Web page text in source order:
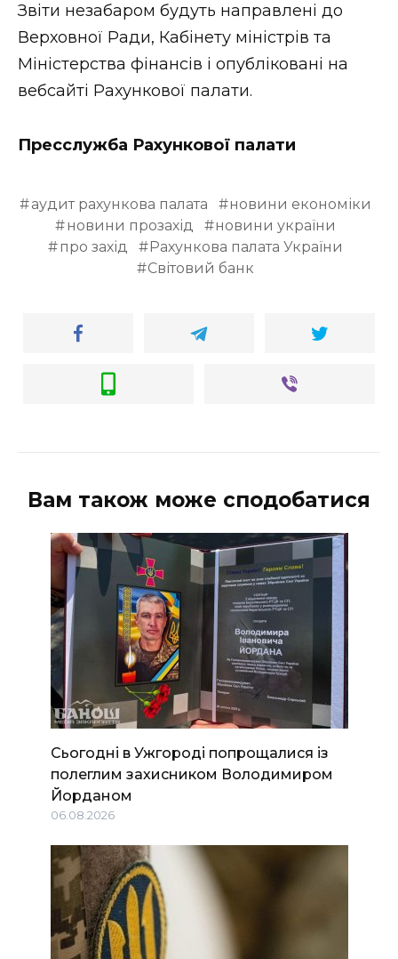
Звіти незабаром будуть направлені до
Верховної Ради, Кабінету міністрів та
Міністерства фінансів і опубліковані на
вебсайті Рахункової палати.
Пресслужба Рахункової палати
аудит рахункова палата
новини економіки
новини прозахід
новини україни
про захід
Рахункова палата України
Світовий банк
Вам також може сподобатися
Сьогодні в Ужгороді попрощалися із
полеглим захисником Володимиром
Йорданом
06.08.2026